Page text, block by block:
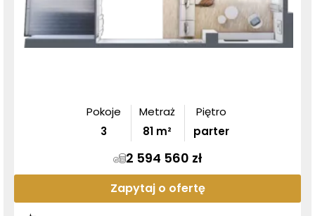
Pokoje
3
Metraż
81 m²
Piętro
parter
2 594 560 zł
Zapytaj o ofertę